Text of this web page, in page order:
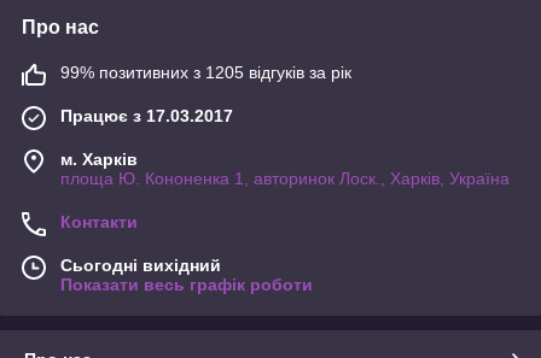
Про нас
99% позитивних з 1205 відгуків за рік
Працює з 17.03.2017
м. Харків
площа Ю. Кононенка 1, авторинок Лоск., Харків, Україна
Контакти
Сьогодні вихідний
Показати весь графік роботи